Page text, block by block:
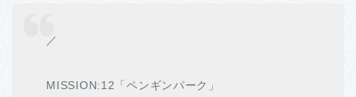
／
MISSION:12「ペンギンパーク」